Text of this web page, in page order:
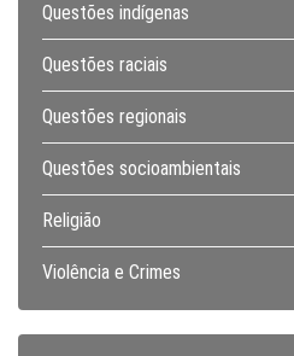
Questões indígenas
Questões raciais
Questões regionais
Questões socioambientais
Religião
Violência e Crimes